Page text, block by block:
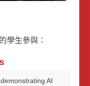
學生參與：
AI